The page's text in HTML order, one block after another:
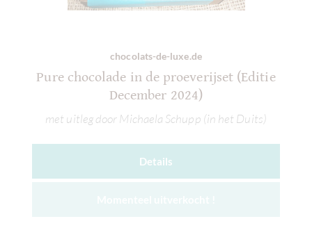
chocolats-de-luxe.de
Pure chocolade in de proeverijset (Editie
December 2024)
met uitleg door Michaela Schupp (in het Duits)
Details